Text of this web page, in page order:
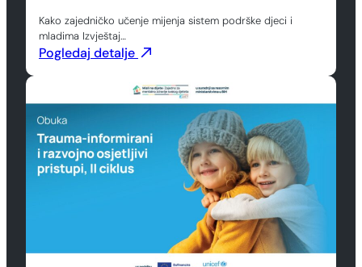
Kako zajedničko učenje mijenja sistem podrške djeci i
mladima Izvještaj…
Pogledaj detalje